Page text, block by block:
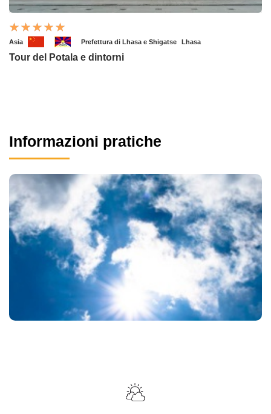
Asia Prefettura di Lhasa e Shigatse Lhasa
Tour del Potala e dintorni
Informazioni pratiche